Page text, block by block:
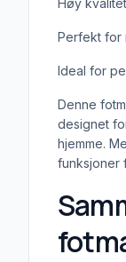
Høy
Perfekt for
Ideal for
Denne
designet
hjemme.
funksjoner